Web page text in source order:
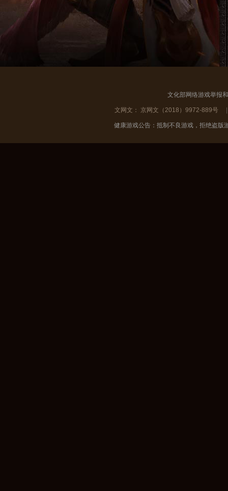
文化部网络游戏举报
文网文： 京网文（2018）9972-889号
健康游戏公告：抵制不良游戏，拒绝盗版